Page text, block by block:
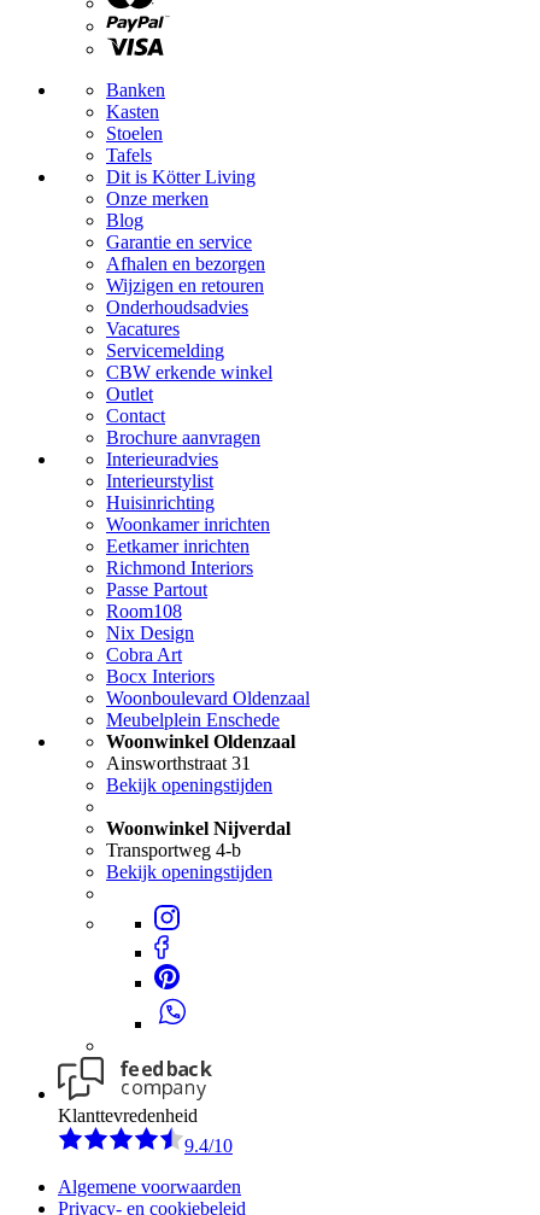
Banken
Kasten
Stoelen
Tafels
Dit is Kötter Living
Onze merken
Blog
Garantie en service
Afhalen en bezorgen
Wijzigen en retouren
Onderhoudsadvies
Vacatures
Servicemelding
CBW erkende winkel
Outlet
Contact
Brochure aanvragen
Interieuradvies
Interieurstylist
Huisinrichting
Woonkamer inrichten
Eetkamer inrichten
Richmond Interiors
Passe Partout
Room108
Nix Design
Cobra Art
Bocx Interiors
Woonboulevard Oldenzaal
Meubelplein Enschede
Woonwinkel Oldenzaal
Ainsworthstraat 31
Bekijk openingstijden
Woonwinkel Nijverdal
Transportweg 4-b
Bekijk openingstijden
Klanttevredenheid
9.4/10
Algemene voorwaarden
Privacy- en cookiebeleid